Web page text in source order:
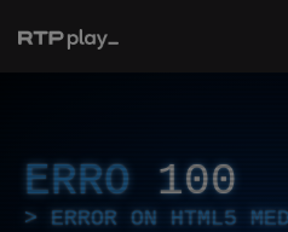
ERRO 100
ERROR ON HTML5